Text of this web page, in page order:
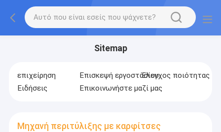
Sitemap
επιχείρηση Επισκεψή εργοστασίουΈλεγχος ποιότητας
Ειδήσεις
Επικοινωνήστε μαζί μας
Μηχανή περιτύλιξης με καρφίτσες